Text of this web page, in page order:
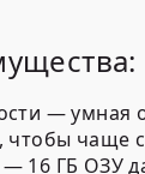
— умная
чтобы чаще
16 ГБ ОЗУ